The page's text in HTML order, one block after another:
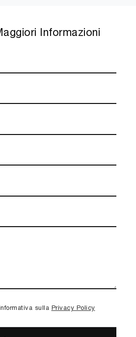
Informazioni
sulla Privacy Policy